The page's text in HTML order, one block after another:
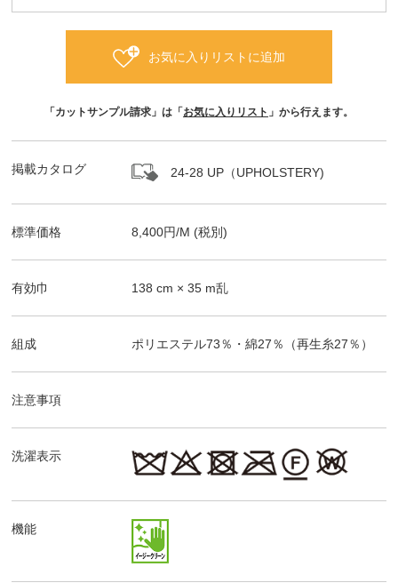
お気に入りリストに追加
「カットサンプル請求」は「 お気に入りリスト 」から行えます。
掲載カタログ 24-28 UP（UPHOLSTERY)
標準価格 8,400円/M (税別)
有効巾 138 cm ×35 m乱
組成 ポリエステル73％・綿27％（再生糸27％）
注意事項
洗濯表示
機能